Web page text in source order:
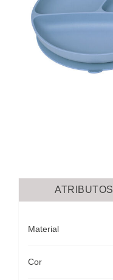
ATRIBUTOS
Material
Cor